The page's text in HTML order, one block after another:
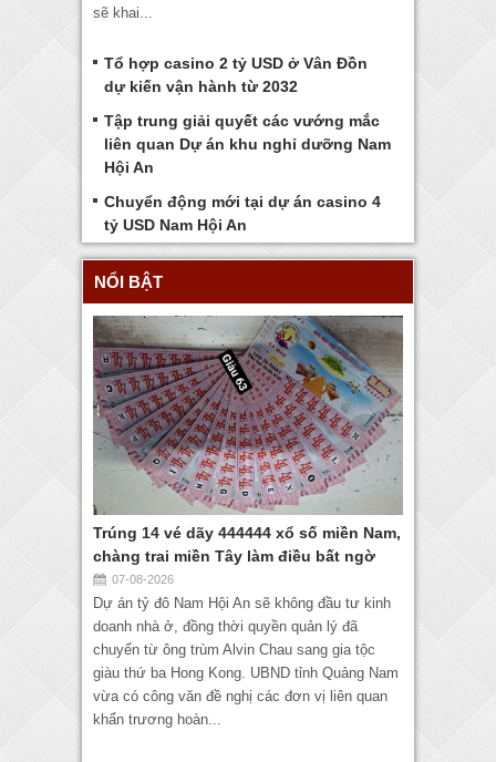
sẽ khai...
Tổ hợp casino 2 tỷ USD ở Vân Đồn
dự kiến vận hành từ 2032
Tập trung giải quyết các vướng mắc
liên quan Dự án khu nghỉ dưỡng Nam
Hội An
Chuyển động mới tại dự án casino 4
tỷ USD Nam Hội An
NỔI BẬT
Trúng 14 vé dãy 444444 xổ số miền Nam,
chàng trai miền Tây làm điều bất ngờ
07-08-2026
Dự án tỷ đô Nam Hội An sẽ không đầu tư kinh
doanh nhà ở, đồng thời quyền quản lý đã
chuyển từ ông trùm Alvin Chau sang gia tộc
giàu thứ ba Hong Kong. UBND tỉnh Quảng Nam
vừa có công văn đề nghị các đơn vị liên quan
khẩn trương hoàn...